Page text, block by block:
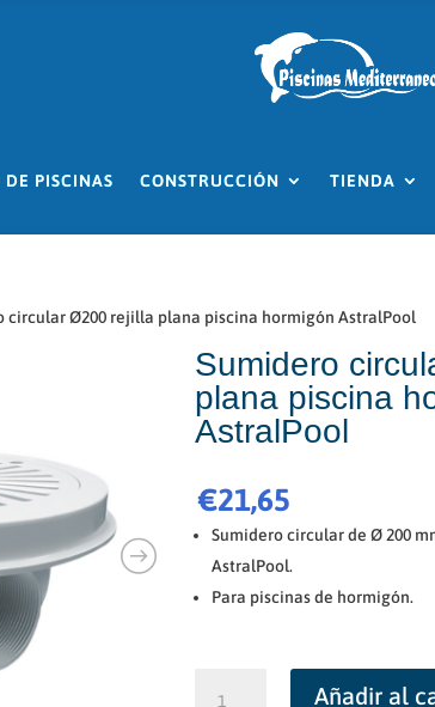
PISCINAS CONSTRUCCIÓN TIENDA
circular Ø200 rejilla plana piscina hormigón AstralPool
Sumidero
plana piscina
AstralPool
€21,65
Sumidero circular de Ø 200
AstralPool.
Para piscinas de hormigón.
Añadir al